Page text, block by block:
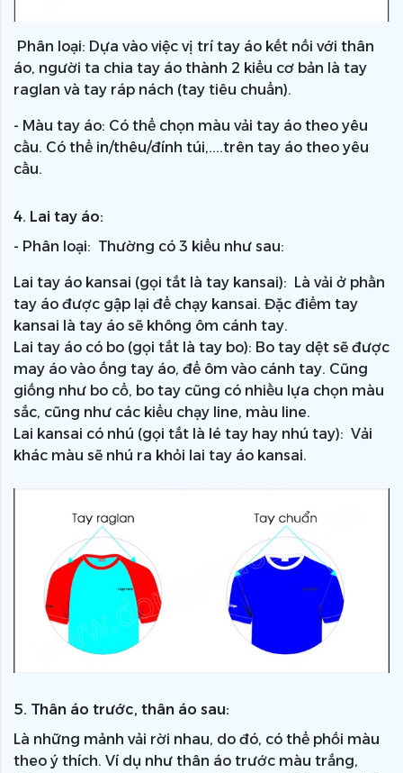
Phân loại: Dựa vào việc vị trí tay áo kết nối với thân
áo, người ta chia tay áo thành 2 kiểu cơ bản là tay
raglan và tay ráp nách (tay tiêu chuẩn).
- Màu tay áo: Có thể chọn màu vải tay áo theo yêu
cầu. Có thể in/thêu/đính túi,....trên tay áo theo yêu
cầu.
4. Lai tay áo:
- Phân loại: Thường có 3 kiểu như sau:
Lai tay áo kansai (gọi tắt là tay kansai): Là vải ở phần
tay áo được gập lại để chạy kansai. Đặc điểm tay
kansai là tay áo sẽ không ôm cánh tay.
Lai tay áo có bo (gọi tắt là tay bo): Bo tay dệt sẽ được
may áo vào ống tay áo, để ôm vào cánh tay. Cũng
giống như bo cổ, bo tay cũng có nhiều lựa chọn màu
sắc, cũng như các kiểu chạy line, màu line.
Lai kansai có nhú (gọi tắt là lé tay hay nhú tay): Vải
khác màu sẽ nhú ra khỏi lai tay áo kansai.
5. Thân áo trước, thân áo sau:
Là những mảnh vải rời nhau, do đó, có thể phối màu
theo ý thích. Ví dụ như thân áo trước màu trắng,